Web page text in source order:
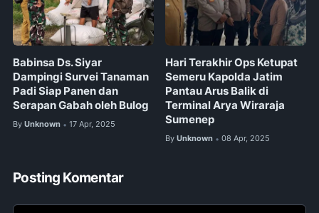
Babinsa Ds. Siyar
Dampingi Survei Tanaman
Padi Siap Panen dan
Serapan Gabah oleh Bulog
By Unknown • 17 Apr, 2025
Hari Terakhir Ops Ketupat
Semeru Kapolda Jatim
Pantau Arus Balik di
Terminal Arya Wiraraja
Sumenep
By Unknown • 08 Apr, 2025
Posting Komentar